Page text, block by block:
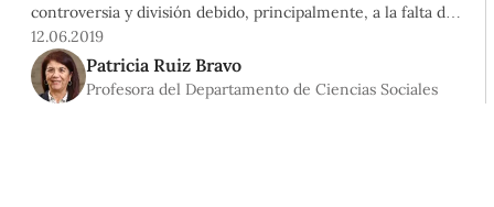
controversia y división debido, principalmente, a la falta de
información que hay sobre el tema. La perspectiva de
género puede entenderse como una aproximación reflexiva
y crítica que estudia cómo las diferencias de género entre
los miembros de la
12.06.2019
Patricia Ruiz Bravo
Profesora del Departamento de Ciencias Sociales